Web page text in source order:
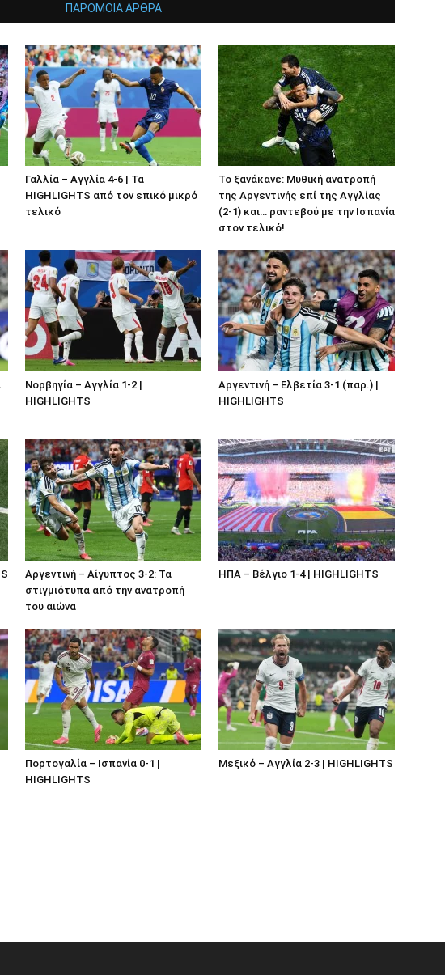
ΠΑΡΟΜΟΙΑ ΑΡΘΡΑ
Γαλλία – Αγγλία 4-6 | Τα
HIGHLIGHTS από τον επικό μικρό
τελικό
Το ξανάκανε: Μυθική ανατροπή
της Αργεντινής επί της Αγγλίας
(2-1) και… ραντεβού με την Ισπανία
στον τελικό!
Νορβηγία – Αγγλία 1-2 |
HIGHLIGHTS
Αργεντινή – Ελβετία 3-1 (παρ.) |
HIGHLIGHTS
Αργεντινή – Αίγυπτος 3-2: Τα
στιγμιότυπα από την ανατροπή
του αιώνα
ΗΠΑ – Βέλγιο 1-4 | HIGHLIGHTS
Πορτογαλία – Ισπανία 0-1 |
HIGHLIGHTS
Μεξικό – Αγγλία 2-3 | HIGHLIGHTS